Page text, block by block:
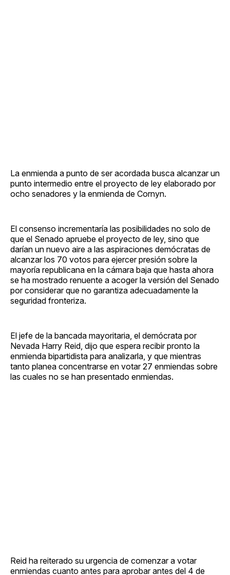
La enmienda a punto de ser acordada busca alcanzar un
punto intermedio entre el proyecto de ley elaborado por
ocho senadores y la enmienda de Cornyn.
El consenso incrementaría las posibilidades no solo de
que el Senado apruebe el proyecto de ley, sino que
darían un nuevo aire a las aspiraciones demócratas de
alcanzar los 70 votos para ejercer presión sobre la
mayoría republicana en la cámara baja que hasta ahora
se ha mostrado renuente a acoger la versión del Senado
por considerar que no garantiza adecuadamente la
seguridad fronteriza.
El jefe de la bancada mayoritaria, el demócrata por
Nevada Harry Reid, dijo que espera recibir pronto la
enmienda bipartidista para analizarla, y que mientras
tanto planea concentrarse en votar 27 enmiendas sobre
las cuales no se han presentado enmiendas.
Reid ha reiterado su urgencia de comenzar a votar
enmiendas cuanto antes para aprobar antes del 4 de